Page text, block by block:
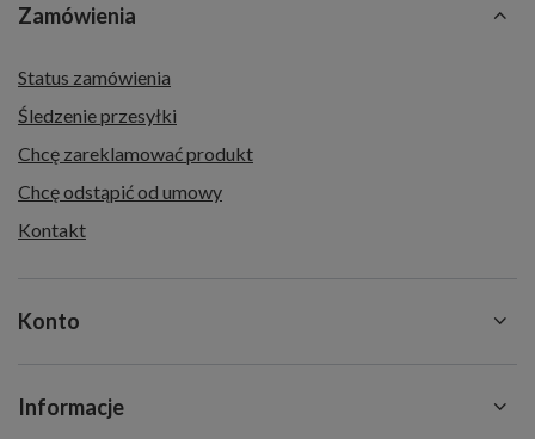
Zamówienia
Status zamówienia
Śledzenie przesyłki
Chcę zareklamować produkt
Chcę odstąpić od umowy
Kontakt
Konto
Informacje